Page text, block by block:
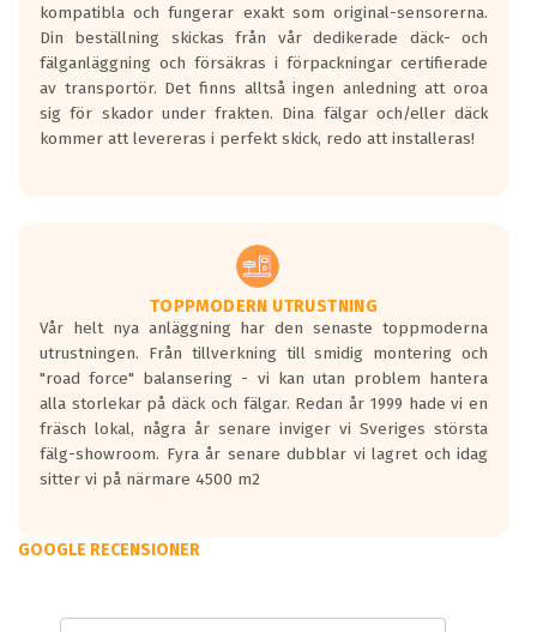
kompatibla och fungerar exakt som original-sensorerna.
Din beställning skickas från vår dedikerade däck- och
fälganläggning och försäkras i förpackningar certifierade
av transportör. Det finns alltså ingen anledning att oroa
sig för skador under frakten. Dina fälgar och/eller däck
kommer att levereras i perfekt skick, redo att installeras!
TOPPMODERN UTRUSTNING
Vår helt nya anläggning har den senaste toppmoderna
utrustningen. Från tillverkning till smidig montering och
"road force" balansering - vi kan utan problem hantera
alla storlekar på däck och fälgar. Redan år 1999 hade vi en
fräsch lokal, några år senare inviger vi Sveriges största
fälg-showroom. Fyra år senare dubblar vi lagret och idag
sitter vi på närmare 4500 m2
GOOGLE RECENSIONER